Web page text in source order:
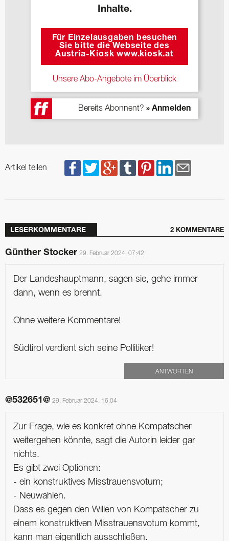
Inhalte.
Für Einzelausgaben besuchen
Sie bitte die Webseite des
Austria-Kiosk www.kiosk.at
Unsere Abo-Angebote im Überblick
Bereits Abonnent? » Anmelden
Artikel teilen
LESERKOMMENTARE 2 KOMMENTARE
Günther Stocker 29. Februar 2024, 07:42
Der Landeshauptmann, sagen sie, gehe immer
dann, wenn es brennt.
Ohne weitere Kommentare!
Südtirol verdient sich seine Pollitiker!
ANTWORTEN
@532651@ 29. Februar 2024, 16:04
Zur Frage, wie es konkret ohne Kompatscher
weitergehen könnte, sagt die Autorin leider gar
nichts.
Es gibt zwei Optionen:
- ein konstruktives Misstrauensvotum;
- Neuwahlen.
Dass es gegen den Willen von Kompatscher zu
einem konstruktiven Misstrauensvotum kommt,
kann man eigentlich ausschließen.